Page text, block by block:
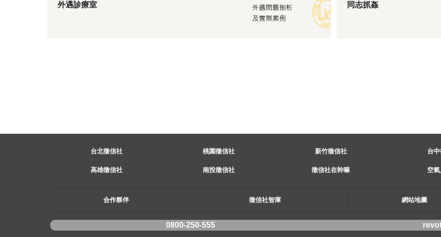
外遇診療室 同志抓姦
台北徵信社 桃園徵信社 新竹徵信社 台
高雄徵信社 南投徵信社 徵信社在幹嘛 空
合作夥伴 徵信社智庫 網站地圖
0800-250-555